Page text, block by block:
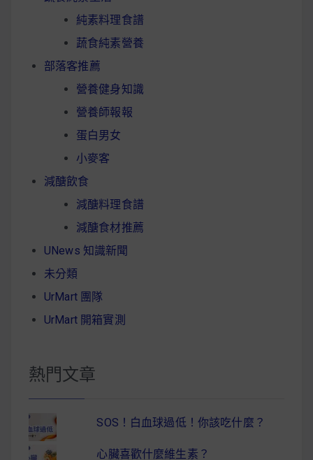
純素料理食譜
蔬食純素營養
部落客推薦
營養健身知識
營養師報報
蛋白男女
小麥客
減醣飲食
減醣料理食譜
減醣食材推薦
UNews 知識新聞
未分類
UrMart 團隊
UrMart 開箱實測
熱門文章
SOS！白血球過低！你該吃什麼？
心臟喜歡什麼維生素？